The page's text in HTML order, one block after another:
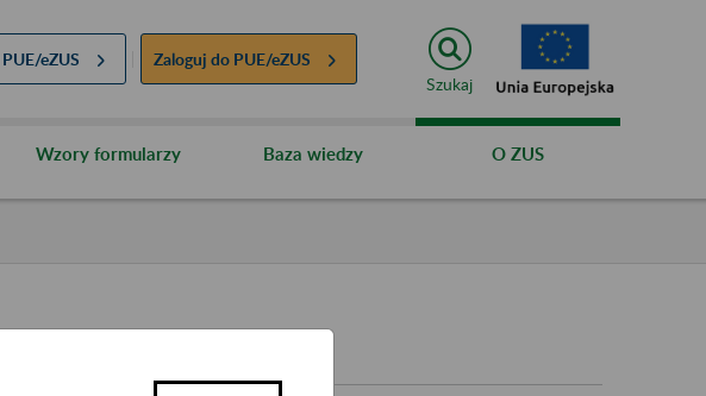
PUE/eZUS Zaloguj do PUE/eZUS
Szukaj
Wzory formularzy Baza wiedzy O ZUS